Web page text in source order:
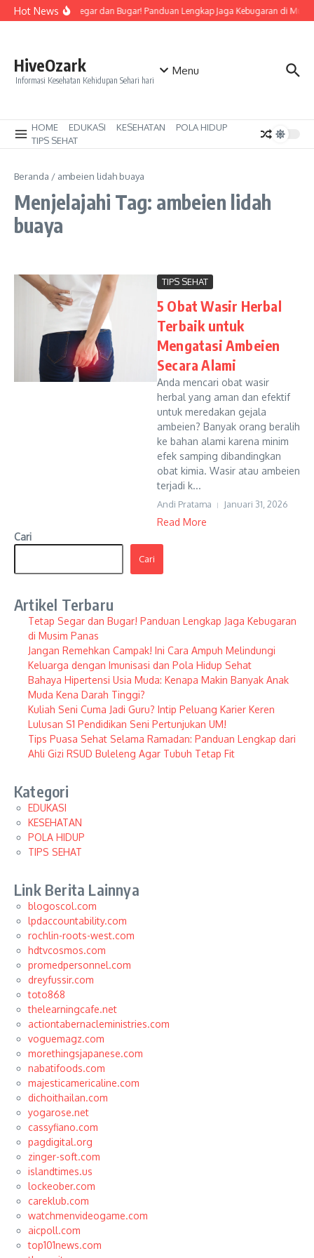
Lewati ke konten
Hot NewsTetap Segar dan Bugar! Panduan Lengkap Jaga Kebugaran di
HiveOzark
Informasi Kesehatan Kehidupan Sehari hari
Menu
HOME EDUKASI KESEHATAN
POLA HIDUP
TIPS SEHAT
Beranda / ambeien lidah buaya
Menjelajahi Tag: ambeien lidah
buaya
TIPS SEHAT
5 Obat Wasir Herbal
Terbaik untuk
Mengatasi Ambeien
Secara Alami
Anda mencari obat wasir
herbal yang aman dan efektif
untuk meredakan gejala
ambeien? Banyak orang beralih
ke bahan alami karena minim
efek samping dibandingkan
obat kimia. Wasir atau ambeien
terjadi k...
Andi Pratama Januari 31, 2026
Read More
Cari
Cari
Artikel Terbaru
Tetap Segar dan Bugar! Panduan Lengkap Jaga Kebugaran
di Musim Panas
Jangan Remehkan Campak! Ini Cara Ampuh Melindungi
Keluarga dengan Imunisasi dan Pola Hidup Sehat
Bahaya Hipertensi Usia Muda: Kenapa Makin Banyak Anak
Muda Kena Darah Tinggi?
Kuliah Seni Cuma Jadi Guru? Intip Peluang Karier Keren
Lulusan S1 Pendidikan Seni Pertunjukan UM!
Tips Puasa Sehat Selama Ramadan: Panduan Lengkap dari
Ahli Gizi RSUD Buleleng Agar Tubuh Tetap Fit
Kategori
EDUKASI
KESEHATAN
POLA HIDUP
TIPS SEHAT
Link Berita Lainnya
blogoscol.com
lpdaccountability.com
rochlin-roots-west.com
hdtvcosmos.com
promedpersonnel.com
dreyfussir.com
toto868
thelearningcafe.net
actiontabernacleministries.com
voguemagz.com
morethingsjapanese.com
nabatifoods.com
majesticamericaline.com
dichoithailan.com
yogarose.net
cassyfiano.com
pagdigital.org
zinger-soft.com
islandtimes.us
lockeober.com
careklub.com
watchmenvideogame.com
aicpoll.com
top101news.com